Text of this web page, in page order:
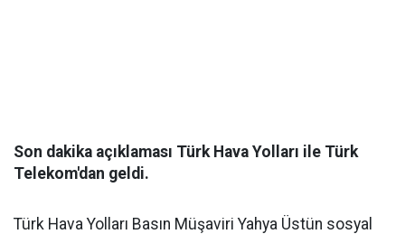
Son dakika açıklaması Türk Hava Yolları ile Türk
Telekom'dan geldi.
Türk Hava Yolları Basın Müşaviri Yahya Üstün sosyal